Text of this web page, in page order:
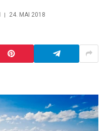
24. MAI 2018